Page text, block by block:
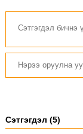
Сэтгэгдэл (5)